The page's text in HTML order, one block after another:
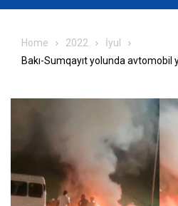
Home 2022
İyul
Bakı-Sumqayıt yolunda avtomobil